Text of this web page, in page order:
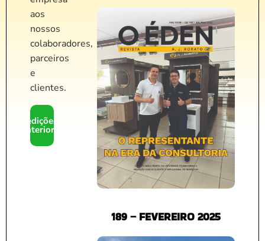
aos
nossos
colaboradores,
parceiros
e
clientes.
edições
anteriores
189 – FEVEREIRO 2025